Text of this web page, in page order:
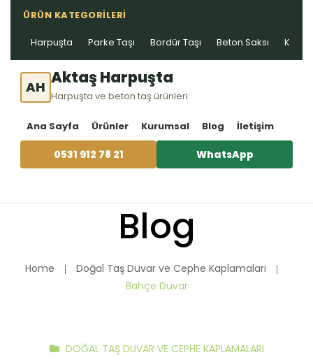
ÜRÜN KATEGORILERI
Harpuşta Parke Taşı Bordür Taşı Beton Saksı Kablo
AH Aktaş Harpuşta
Harpuşta ve beton taş ürünleri
Ana Sayfa Ürünler Kurumsal Blog İletişim
0531 912 78 21 WhatsApp
Blog
Home
Doğal Taş Duvar ve Cephe Kaplamaları
Bahçe Duvar
DOĞAL TAŞ DUVAR VE CEPHE KAPLAMALARI